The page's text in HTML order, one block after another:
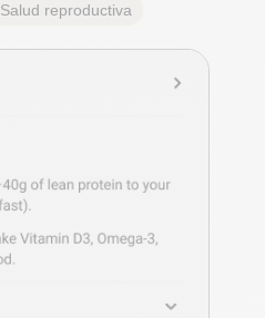
Salud reproductiva